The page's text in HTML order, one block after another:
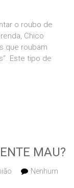
o roubo de
Chico
que roubam
Este tipo de
MAU?
Nenhum